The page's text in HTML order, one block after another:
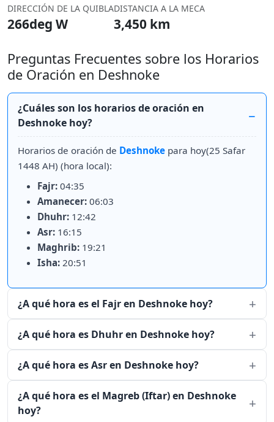
DIRECCIÓN DE LA QUIBLA
266deg W
DISTANCIA A LA MECA
3,450 km
Preguntas Frecuentes sobre los Horarios
de Oración en Deshnoke
¿Cuáles son los horarios de oración en
Deshnoke hoy?
Horarios de oración de Deshnoke para hoy(25 Safar
1448 AH) (hora local):
Fajr: 04:35
Amanecer: 06:03
Dhuhr: 12:42
Asr: 16:15
Maghrib: 19:21
Isha: 20:51
¿A qué hora es el Fajr en Deshnoke hoy?
¿A qué hora es Dhuhr en Deshnoke hoy?
¿A qué hora es Asr en Deshnoke hoy?
¿A qué hora es el Magreb (Iftar) en Deshnoke
hoy?